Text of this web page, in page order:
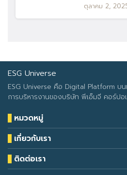
ตุลาคม 2,
ESG Universe
ESG Universe คือ Digital Platform บน
การบริหารงานของบริษัท พีเอ็มจี คอร์ปอ
หมวดหมู่
Health & Wellness
Eco Icon
ESG Data
Climate Change
เกี่ยวกับเรา
Our Services
About Us
ติดต่อเรา
โทรศัพท์: 090-549-2524